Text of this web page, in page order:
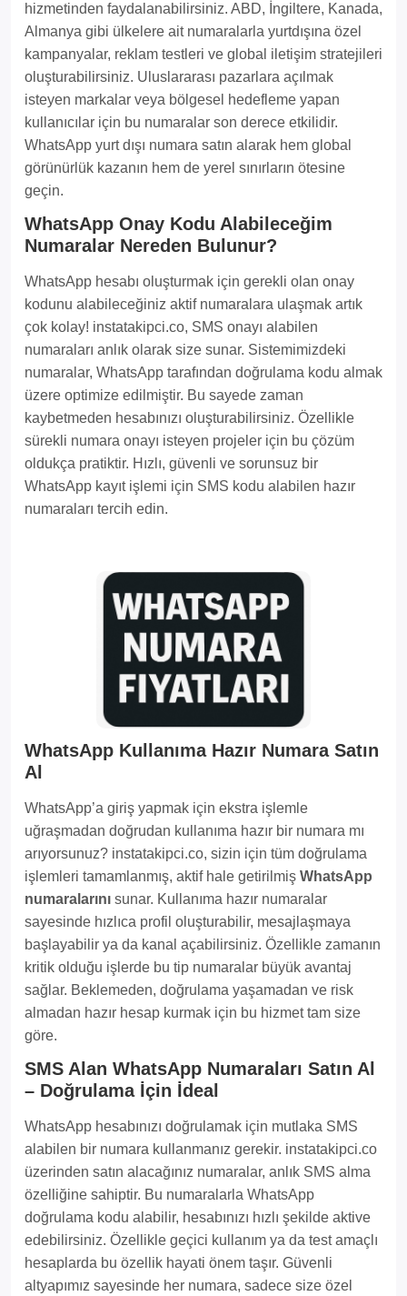
hizmetinden faydalanabilirsiniz. ABD, İngiltere, Kanada,
Almanya gibi ülkelere ait numaralarla yurtdışına özel
kampanyalar, reklam testleri ve global iletişim stratejileri
oluşturabilirsiniz. Uluslararası pazarlara açılmak
isteyen markalar veya bölgesel hedefleme yapan
kullanıcılar için bu numaralar son derece etkilidir.
WhatsApp yurt dışı numara satın alarak hem global
görünürlük kazanın hem de yerel sınırların ötesine
geçin.
WhatsApp Onay Kodu Alabileceğim
Numaralar Nereden Bulunur?
WhatsApp hesabı oluşturmak için gerekli olan onay
kodunu alabileceğiniz aktif numaralara ulaşmak artık
çok kolay! instatakipci.co, SMS onayı alabilen
numaraları anlık olarak size sunar. Sistemimizdeki
numaralar, WhatsApp tarafından doğrulama kodu almak
üzere optimize edilmiştir. Bu sayede zaman
kaybetmeden hesabınızı oluşturabilirsiniz. Özellikle
sürekli numara onayı isteyen projeler için bu çözüm
oldukça pratiktir. Hızlı, güvenli ve sorunsuz bir
WhatsApp kayıt işlemi için SMS kodu alabilen hazır
numaraları tercih edin.
WhatsApp Kullanıma Hazır Numara Satın
Al
WhatsApp’a giriş yapmak için ekstra işlemle
uğraşmadan doğrudan kullanıma hazır bir numara mı
arıyorsunuz? instatakipci.co, sizin için tüm doğrulama
işlemleri tamamlanmış, aktif hale getirilmiş WhatsApp
numaralarını sunar. Kullanıma hazır numaralar
sayesinde hızlıca profil oluşturabilir, mesajlaşmaya
başlayabilir ya da kanal açabilirsiniz. Özellikle zamanın
kritik olduğu işlerde bu tip numaralar büyük avantaj
sağlar. Beklemeden, doğrulama yaşamadan ve risk
almadan hazır hesap kurmak için bu hizmet tam size
göre.
SMS Alan WhatsApp Numaraları Satın Al
– Doğrulama İçin İdeal
WhatsApp hesabınızı doğrulamak için mutlaka SMS
alabilen bir numara kullanmanız gerekir. instatakipci.co
üzerinden satın alacağınız numaralar, anlık SMS alma
özelliğine sahiptir. Bu numaralarla WhatsApp
doğrulama kodu alabilir, hesabınızı hızlı şekilde aktive
edebilirsiniz. Özellikle geçici kullanım ya da test amaçlı
hesaplarda bu özellik hayati önem taşır. Güvenli
altyapımız sayesinde her numara, sadece size özel